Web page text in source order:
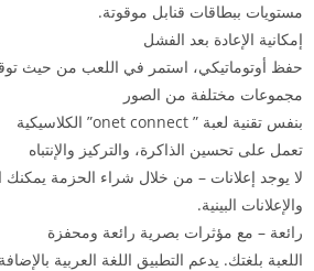
مستويات ببطاقات قنابل موقوتة.
إمكانية الإعادة بعد الفشل
حفظ أوتوماتيكي، استمر في اللعب من حيث
مجموعات مختلفة من الصور
بنفس تقنية لعبة ” onet connect” الكلاسيكية
تعمل على تحسين الذاكرة، والتركيز والإنتباه
لا يوجد إعلانات – من خلال شراء الحزمة
والإعلانات البينية.
رائعة – مع مؤثرات بصرية رائعة ومحفزة
اللعبة بلغتك. يدعم التطبيق اللغة العربية